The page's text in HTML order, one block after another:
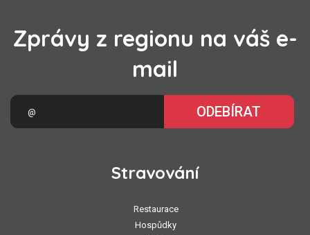
Zprávy z regionu na váš e-
mail
ODEBÍRAT
Stravování
Restaurace
Hospůdky